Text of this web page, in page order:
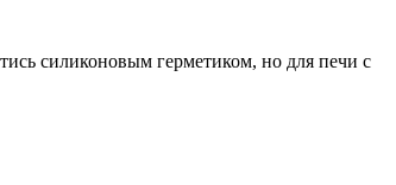
силиконовым герметиком, но для печи с